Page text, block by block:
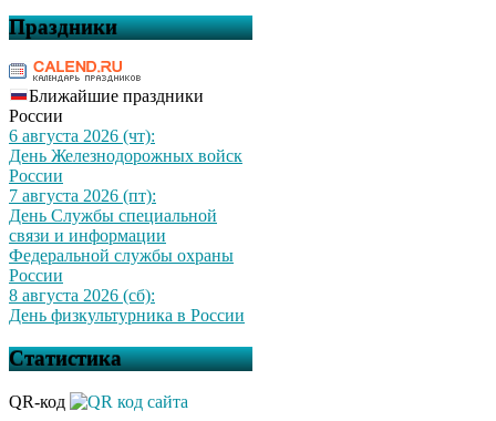
Праздники
Ближайшие праздники
России
6 августа 2026 (чт):
День Железнодорожных войск
России
7 августа 2026 (пт):
День Службы специальной
связи и информации
Федеральной службы охраны
России
8 августа 2026 (сб):
День физкультурника в России
Статистика
QR-код